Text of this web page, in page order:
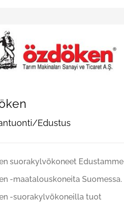
Edustus
suorakylvökoneet Edustamme
-maatalouskoneita Suomessa.
-suorakylvökoneilla tuot